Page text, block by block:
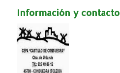
Información y contacto